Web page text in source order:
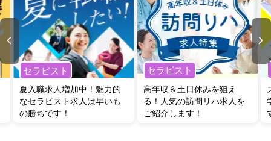
セラピスト
夏入職求人増加中！魅力的
なセラピスト求人は早いも
の勝ちです！
セラピスト
高年収＆土日休みを狙え
る！人気の訪問リハ求人を
ご紹介します！